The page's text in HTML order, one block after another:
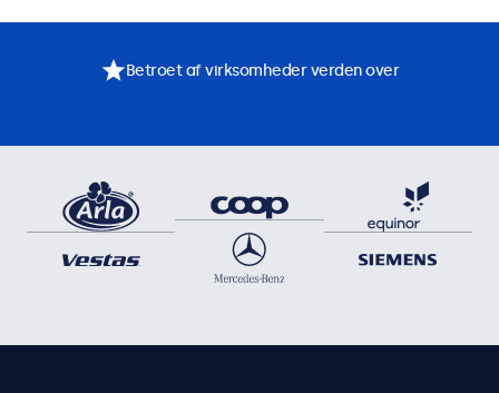
Betroet af virksomheder verden over